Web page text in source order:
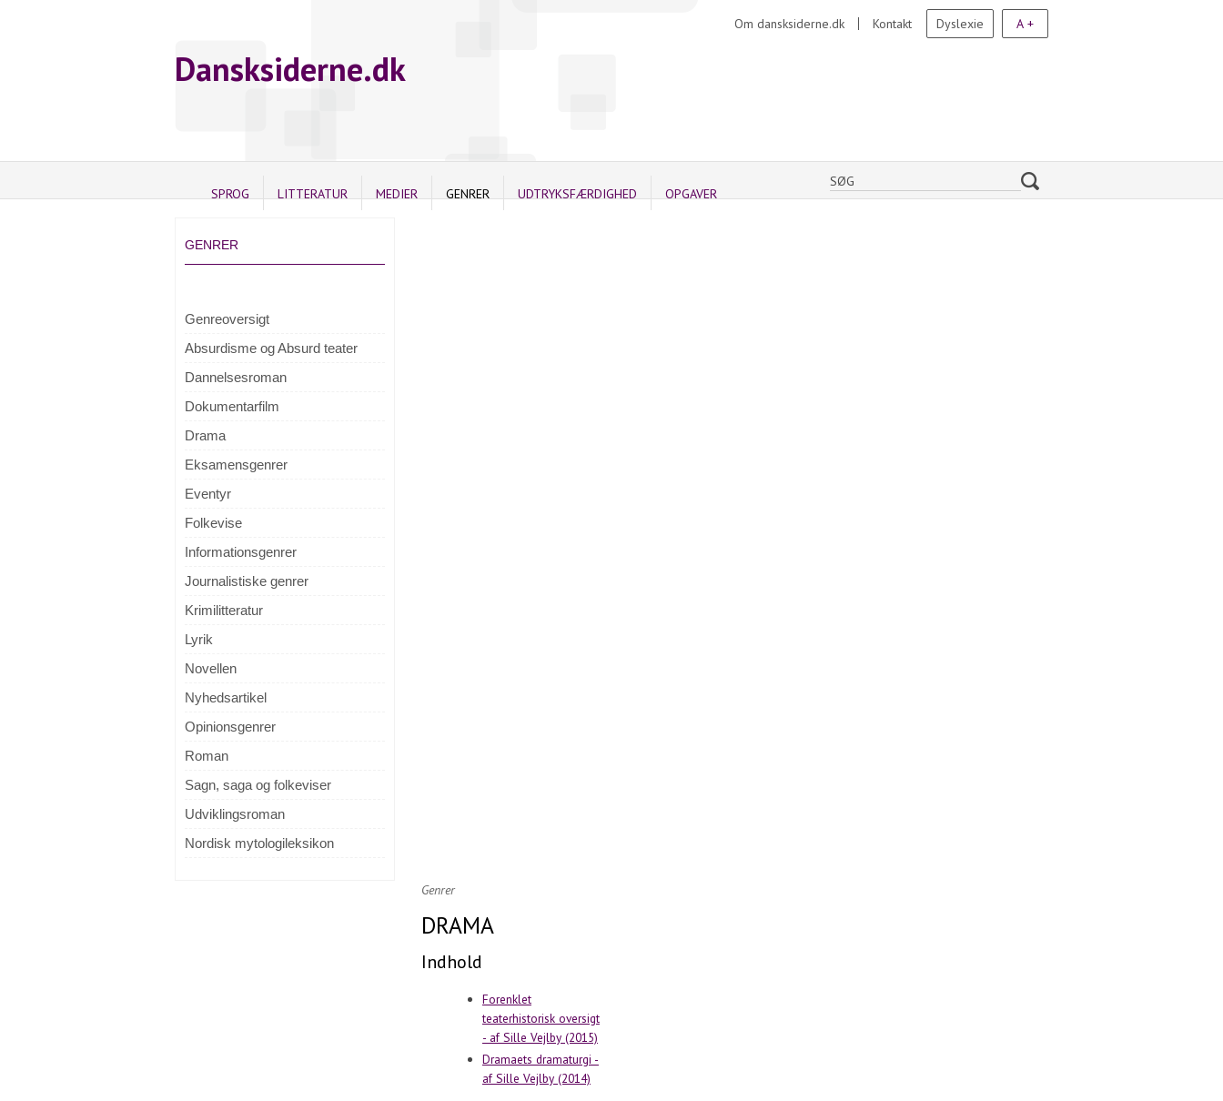
Dansksiderne.dk
Om dansksiderne.dk Kontakt Dyslexie A +
SPROG LITTERATUR MEDIER GENRER UDTRYKSFÆRDIGHED OPGAVER
GENRER
Genreoversigt
Absurdisme og Absurd teater
Dannelsesroman
Dokumentarfilm
Drama
Eksamensgenrer
Eventyr
Folkevise
Informationsgenrer
Journalistiske genrer
Krimilitteratur
Lyrik
Novellen
Nyhedsartikel
Opinionsgenrer
Roman
Sagn, saga og folkeviser
Udviklingsroman
Nordisk mytologileksikon
Genrer
DRAMA
Indhold
Forenklet
teaterhistorisk oversigt
- af Sille Vejlby (2015)
Dramaets dramaturgi -
af Sille Vejlby (2014)